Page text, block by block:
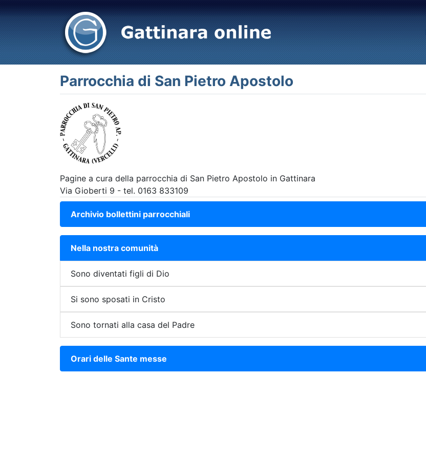
Parrocchia di San Pietro Apostolo
Pagine a cura della parrocchia di San Pietro Apostolo in Gattinara
Via Gioberti 9 - tel. 0163 833109
Archivio bollettini parrocchiali
Nella nostra comunità
Sono diventati figli di Dio
Si sono sposati in Cristo
Sono tornati alla casa del Padre
Orari delle Sante messe